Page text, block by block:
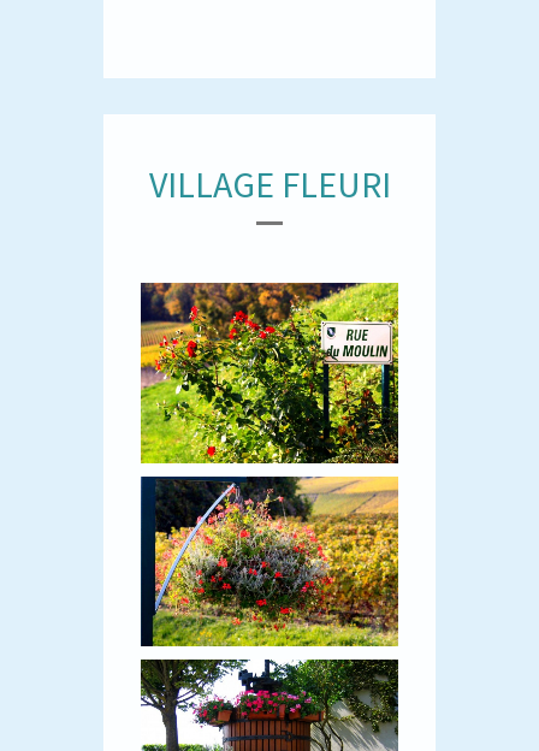
VILLAGE FLEURI